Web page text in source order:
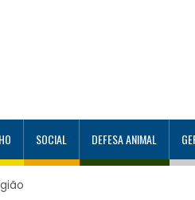
SOCIAL DEFESA ANIMAL
no Programa Aluno Tutor em